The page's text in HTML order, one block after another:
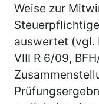
Weise zur
auswertet (vgl.
VIII R 6/09,